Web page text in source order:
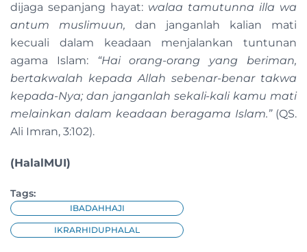
dijaga sepanjang hayat: walaa tamutunna illa wa
antum muslimuun, dan janganlah kalian mati
kecuali dalam keadaan menjalankan tuntunan
agama Islam: “Hai orang-orang yang beriman,
bertakwalah kepada Allah sebenar-benar takwa
kepada-Nya; dan janganlah sekali-kali kamu mati
melainkan dalam keadaan beragama Islam.”(QS.
Ali Imran, 3:102).
(HalalMUI)
Tags:
IBADAHHAJI
IKRARHIDUPHALAL